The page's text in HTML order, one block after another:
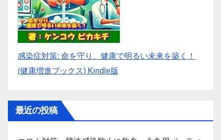
感染症対策: 命を守り、健康で明るい未来を築く！
(健康増進ブックス) Kindle版
最近の投稿